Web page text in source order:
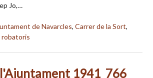
Jo,…
de Navarcles, Carrer de la Sort,
robatoris
1941_766